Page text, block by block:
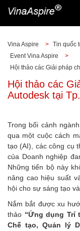
Vina Aspire > Tin quốc
Event Vina Aspire
>
Hội thảo các Giải pháp
Hội thảo các
Autodesk tại
Trong bối cảnh
qua một cuộc cách
tạo (AI), các công cụ
của Doanh nghiệp
Những tiến bộ này
nâng cao hiệu suất
hội cho sự sáng tạo
Nắm bắt được xu
thảo “Ứng dụng Trí
Chế tạo, Quản lý